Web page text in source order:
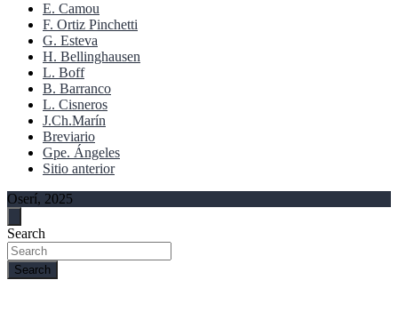
E. Camou
F. Ortiz Pinchetti
G. Esteva
H. Bellinghausen
L. Boff
B. Barranco
L. Cisneros
J.Ch.Marín
Breviario
Gpe. Ángeles
Sitio anterior
Oserí, 2025
Search
Search